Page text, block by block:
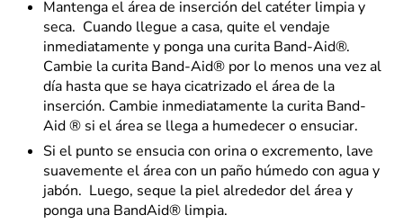
Mantenga el área de inserción del catéter limpia y
seca. Cuando llegue a casa, quite el vendaje
inmediatamente y ponga una curita Band-Aid®.
Cambie la curita Band-Aid® por lo menos una vez al
día hasta que se haya cicatrizado el área de la
inserción. Cambie inmediatamente la curita Band-
Aid ® si el área se llega a humedecer o ensuciar.
Si el punto se ensucia con orina o excremento, lave
suavemente el área con un paño húmedo con agua y
jabón. Luego, seque la piel alrededor del área y
ponga una BandAid® limpia.